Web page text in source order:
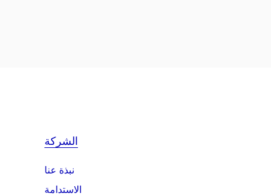
الشركة
نبذة عنا
الاستدامة